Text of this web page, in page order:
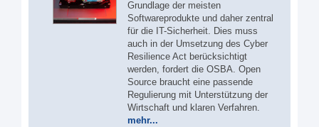
Grundlage der meisten
Softwareprodukte und daher zentral
für die IT-Sicherheit. Dies muss
auch in der Umsetzung des Cyber
Resilience Act berücksichtigt
werden, fordert die OSBA. Open
Source braucht eine passende
Regulierung mit Unterstützung der
Wirtschaft und klaren Verfahren.
mehr...